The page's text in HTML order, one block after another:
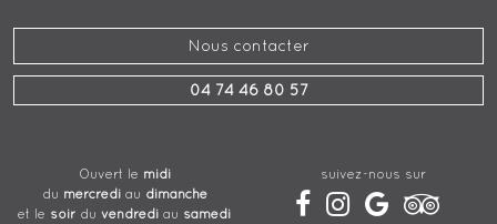
Nous contacter
04 74 46 80 57
Ouvert le midi
du mercrediau dimanche
et le soir du vendredi au samedi
suivez-nous sur